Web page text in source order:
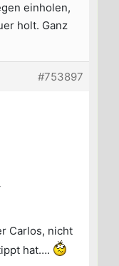
einholen,
holt. Ganz
#753897
Carlos, nicht
hat….